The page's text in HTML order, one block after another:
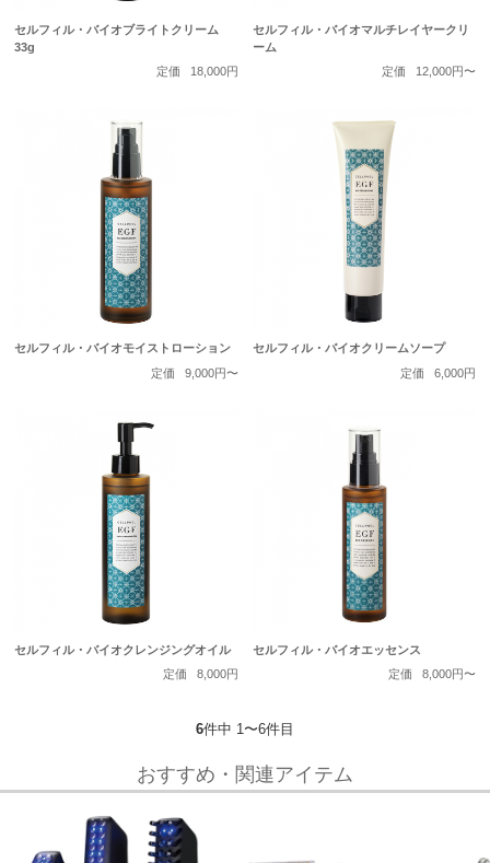
セルフィル・バイオブライトクリーム
33g
定価
18,000円
セルフィル・バイオマルチレイヤークリ
ーム
定価
12,000円〜
セルフィル・バイオモイストローション
定価
9,000円〜
セルフィル・バイオクリームソープ
定価
6,000円
セルフィル・バイオクレンジングオイル
定価
8,000円
セルフィル・バイオエッセンス
定価
8,000円〜
6件中 1〜6件目
おすすめ・関連アイテム